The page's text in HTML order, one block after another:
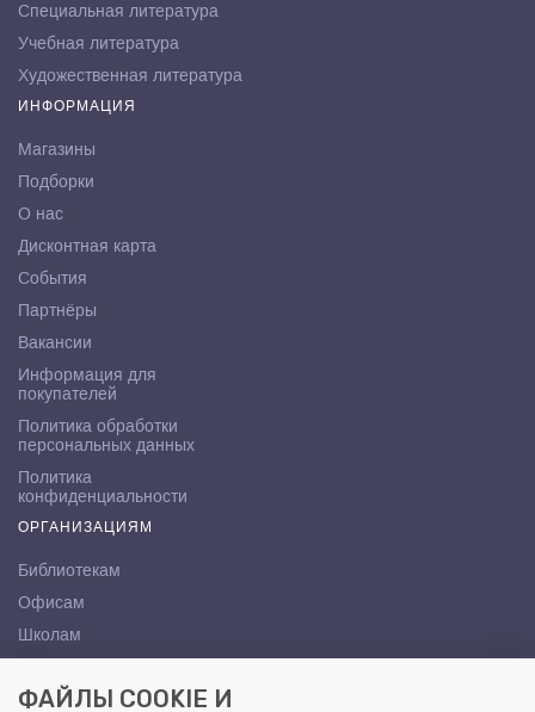
Специальная литература
Учебная литература
Художественная литература
ИНФОРМАЦИЯ
Магазины
Подборки
О нас
Дисконтная карта
События
Партнёры
Вакансии
Информация для
покупателей
Политика обработки
персональных данных
Политика
конфиденциальности
ОРГАНИЗАЦИЯМ
Библиотекам
Офисам
Школам
КОНТАКТЫ
ФАЙЛЫ COOKIE И